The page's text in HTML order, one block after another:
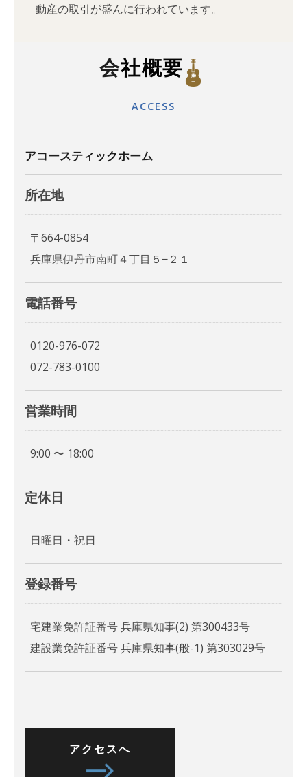
動産の取引が盛んに行われています。
会社概要
ACCESS
アコースティックホーム
所在地
〒664-0854
兵庫県伊丹市南町４丁目５−２１
電話番号
0120-976-072
072-783-0100
営業時間
9:00 〜 18:00
定休日
日曜日・祝日
登録番号
宅建業免許証番号 兵庫県知事(2) 第300433号
建設業免許証番号 兵庫県知事(般-1) 第303029号
アクセスへ